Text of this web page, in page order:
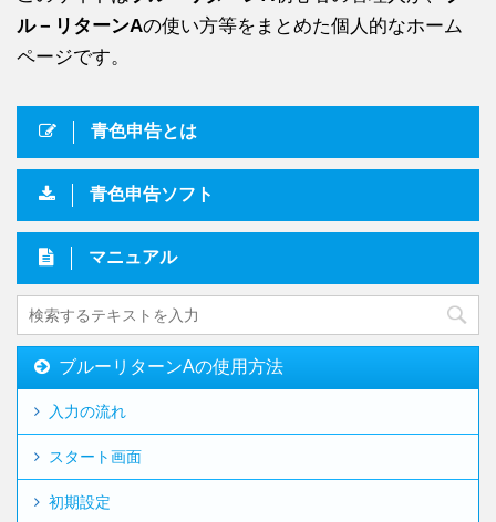
ル－リターンAの使い方等をまとめた個人的なホーム
ページです。
青色申告とは
青色申告ソフト
マニュアル
ブルーリターンAの使用方法
入力の流れ
スタート画面
初期設定